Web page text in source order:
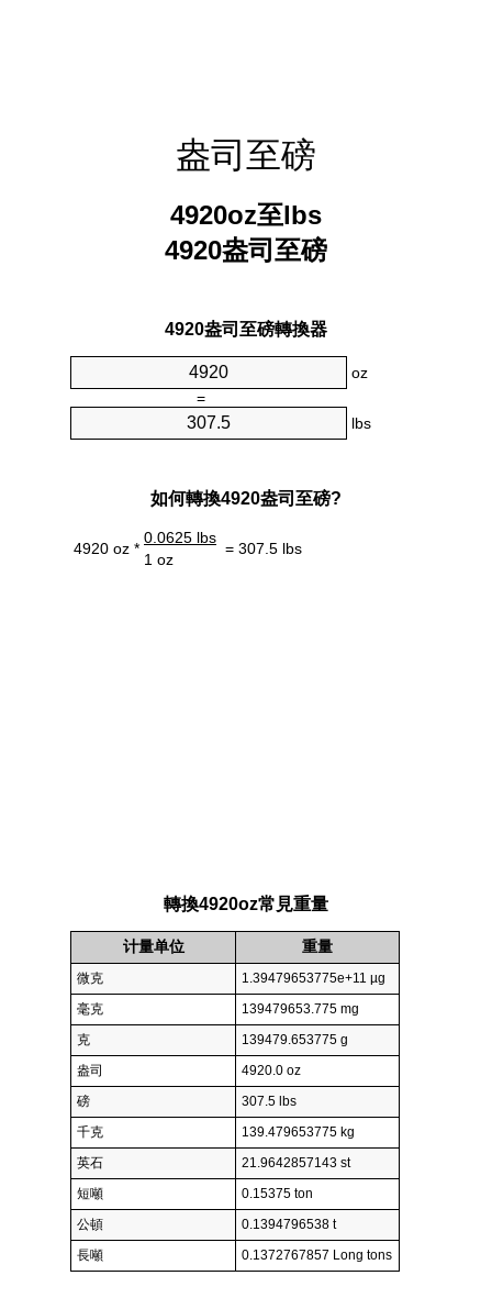
盎司至磅
4920oz至lbs
4920盎司至磅
4920盎司至磅轉換器
oz
=
lbs
如何轉換4920盎司至磅?
4920 oz *
0.0625 lbs
= 307.5 lbs
1 oz
轉換4920oz常見重量
计量单位 重量
微克
1.39479653775e+11 µg
毫克
139479653.775 mg
克
139479.653775 g
盎司
4920.0 oz
磅
307.5 lbs
千克
139.479653775 kg
英石
21.9642857143 st
短噸
0.15375 ton
公頓
0.1394796538 t
長噸
0.1372767857 Long tons